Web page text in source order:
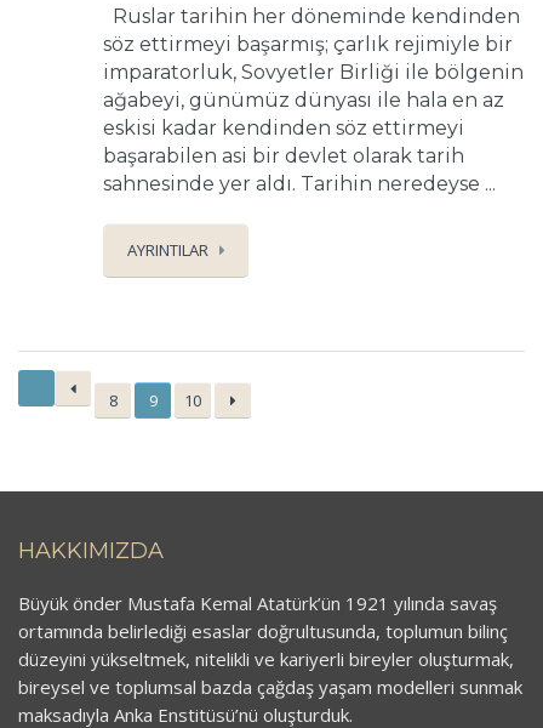
Ruslar tarihin her döneminde kendinden
söz ettirmeyi başarmış; çarlık rejimiyle bir
imparatorluk, Sovyetler Birliği ile bölgenin
ağabeyi, günümüz dünyası ile hala en az
eskisi kadar kendinden söz ettirmeyi
başarabilen asi bir devlet olarak tarih
sahnesinde yer aldı. Tarihin neredeyse ...
AYRINTILAR
8 9 10
HAKKIMIZDA
Büyük önder Mustafa Kemal Atatürk’ün 1921 yılında savaş
ortamında belirlediği esaslar doğrultusunda, toplumun bilinç
düzeyini yükseltmek, nitelikli ve kariyerli bireyler oluşturmak,
bireysel ve toplumsal bazda çağdaş yaşam modelleri sunmak
maksadıyla Anka Enstitüsü’nü oluşturduk.